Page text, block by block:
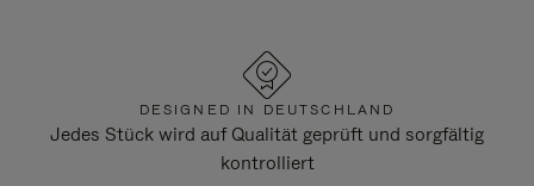
DESIGNED IN DEUTSCHLAND
Jedes Stück wird auf Qualität geprüft und sorgfältig
kontrolliert